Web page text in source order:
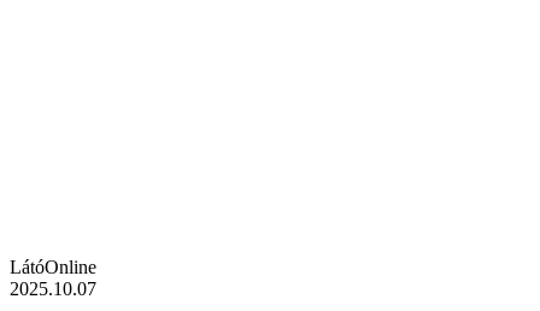
LátóOnline
2025.10.07